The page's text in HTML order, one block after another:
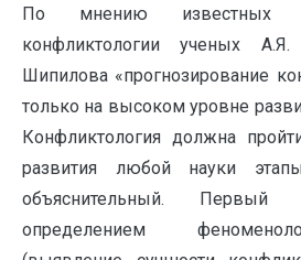
По мнению известных в
конфликтологии ученых
Шипилова «прогнозирование
только на высоком уровне
Конфликтология должна
развития любой науки
объяснительный.
определением